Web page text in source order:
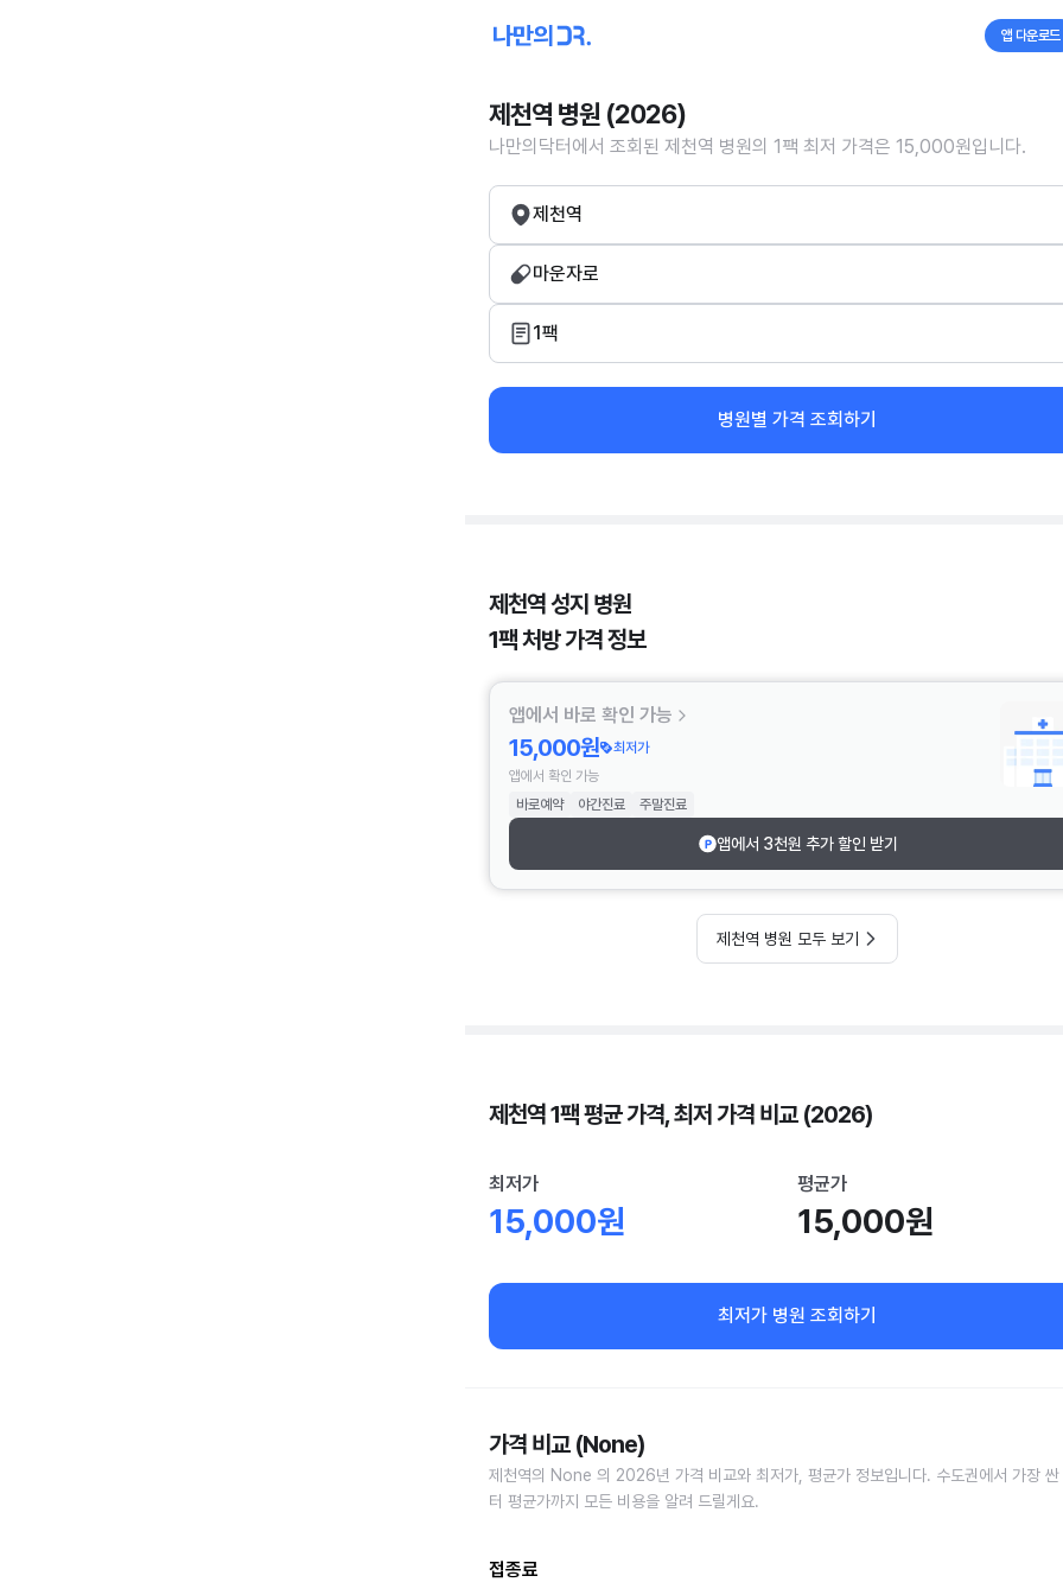
앱 다운로드
제천역 병원 (2026)
나만의닥터에서 조회된 제천역 병원의 1팩 최저 가격은 15,000원입니다.
제천역
마운자로
1팩
병원별 가격 조회하기
제천역 성지 병원
1팩 처방 가격 정보
앱에서 바로 확인 가능
15,000원
최저가
앱에서 확인 가능
바로예약
야간진료 주말진료
앱에서 3천원 추가 할인 받기
제천역 병원 모두 보기
제천역 1팩 평균 가격, 최저 가격 비교 (2026)
최저가
15,000원
평균가
15,000원
최저가 병원 조회하기
가격 비교 (None)
제천역의 None 의 2026년 가격 비교와 최저가, 평균가 정보입니다. 수도권에서 가장 싼
터 평균가까지 모든 비용을 알려 드릴게요.
접종료